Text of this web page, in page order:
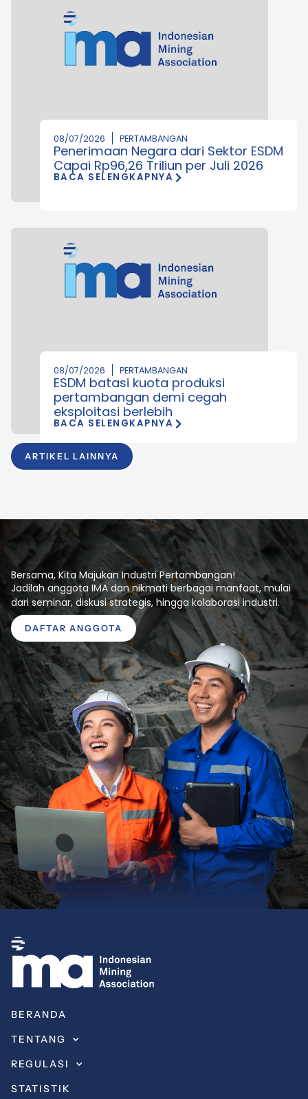
ARTIKEL LAINNYA
08/07/2026 PERTAMBANGAN
Penerimaan Negara dari Sektor ESDM
Capai Rp96,26 Triliun per Juli 2026
BACA SELENGKAPNYA
08/07/2026 PERTAMBANGAN
ESDM batasi kuota produksi
pertambangan demi cegah
eksploitasi berlebih
BACA SELENGKAPNYA
Bersama, Kita Majukan Industri Pertambangan!
Jadilah anggota IMA dan nikmati berbagai manfaat, mulai
dari seminar, diskusi strategis, hingga kolaborasi industri.
DAFTAR ANGGOTA
BERANDA
TENTANG
REGULASI
STATISTIK